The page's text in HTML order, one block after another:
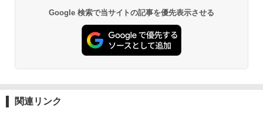
Google 検索で当サイトの記事を優先表示させる
関連リンク